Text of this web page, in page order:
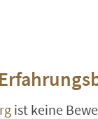
ist keine